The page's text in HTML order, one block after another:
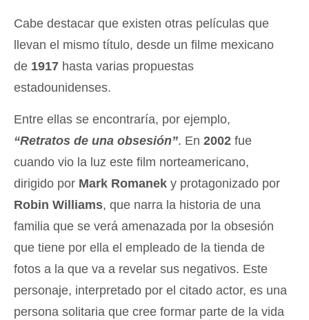
Cabe destacar que existen otras películas que
llevan el mismo título, desde un filme mexicano
de 1917 hasta varias propuestas
estadounidenses.
Entre ellas se encontraría, por ejemplo,
“Retratos de una obsesión”. En 2002 fue
cuando vio la luz este film norteamericano,
dirigido por Mark Romanek y protagonizado por
Robin Williams, que narra la historia de una
familia que se verá amenazada por la obsesión
que tiene por ella el empleado de la tienda de
fotos a la que va a revelar sus negativos. Este
personaje, interpretado por el citado actor, es una
persona solitaria que cree formar parte de la vida